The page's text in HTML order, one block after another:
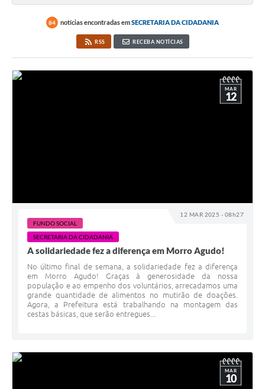
84 notícias encontradas emSECRETARIA DA CIDADANIA
RSS RECEBA NOTÍCIAS
12 MAR 2025 - 08h27
MAR
12
FUNDO SOCIAL
SECRETARIA DA CIDADANIA
A solidariedade fez a diferença em Morro Agudo!
No último final de semana, a solidariedade fez a diferença
em Morro Agudo! Graças à generosidade da nossa
população e ao empenho dos voluntários, arrecadamos uma
grande quantidade de alimentos no mutirão de doações.
Agora, a Prefeitura está trabalhando na montagem das
cestas básicas, que serão entregues...
MAR
10